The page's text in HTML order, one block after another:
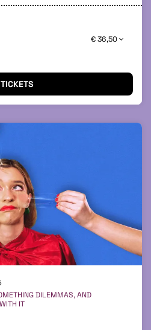
€ 36,50
TICKETS
DILEMMAS, AND
IT